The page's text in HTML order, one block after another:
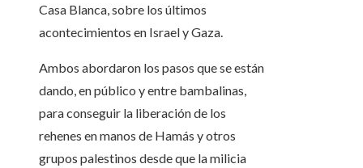
Casa Blanca, sobre los últimos
acontecimientos en Israel y Gaza.
Ambos abordaron los pasos que se están
dando, en público y entre bambalinas,
para conseguir la liberación de los
rehenes en manos de Hamás y otros
grupos palestinos desde que la milicia